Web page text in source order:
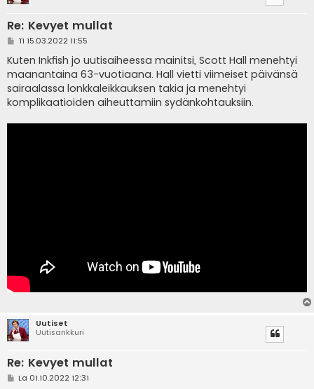
Re: Kevyet mullat
V
e
s
t
i
Ti 15.03.2022 11:55
Kuten Inkfish jo uutisaiheessa mainitsi, Scott Hall menehtyi
maanantaina 63-vuotiaana. Hall vietti viimeiset päivänsä
sairaalassa lonkkaleikkauksen takia ja menehtyi
komplikaatioiden aiheuttamiin sydänkohtauksiin.
Uutiset
Uutisankkuri
Re: Kevyet mullat
VLa 01.10.2022 12:31